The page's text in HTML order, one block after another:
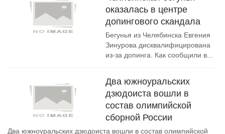
оказалась в центре
допингового скандала
Бегунья из Челябинска Евгения
Зинурова дисквалифицирована
из-за допинга. Как сообщили в...
Два южноуральских
дзюдоиста вошли в
состав олимпийской
сборной России
Два южноуральских дзюдоиста вошли в состав олимпийской